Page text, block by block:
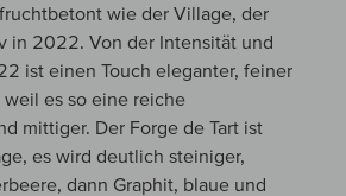
wie der Village, der
in 2022. Von der Intensität und
ist einen Touch eleganter, feiner
es so eine reiche
mittiger. Der Forge de Tart ist
es wird deutlich steiniger,
dann Graphit, blaue und